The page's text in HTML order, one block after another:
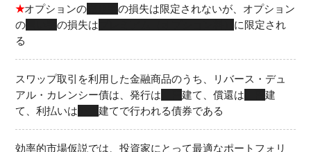
★オプションの売り手 の損失は限定されないが、オプション
の買い手 の損失は
に限定され
る
スワップ取引を利用した金融商品のうち、リバース・デュ
アル・カレンシー債は、発行は
建て、償還は
建
て、利払いは
建てで行われる債券である
効率的市場仮説では、投資家にとって最適なポートフォリ